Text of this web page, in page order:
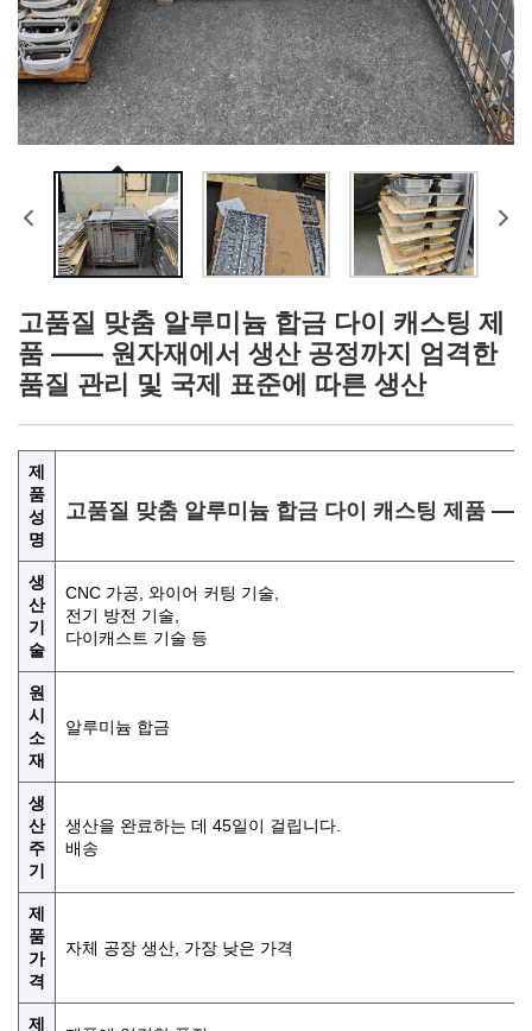
고품질 맞춤 알루미늄 합금 다이 캐스팅 제
품 —— 원자재에서 생산 공정까지 엄격한
품질 관리 및 국제 표준에 따른 생산
제
품
성
명
고품질 맞춤 알루미늄 합금 다이 캐스팅 제품
생
산
기
술
CNC 가공, 와이어 커팅 기술,
전기 방전 기술,
다이캐스트 기술 등
원
시
소
재
알루미늄 합금
생
산
주
기
생산을 완료하는 데 45일이 걸립니다.
배송
제
품
가
격
자체 공장 생산, 가장 낮은 가격
제